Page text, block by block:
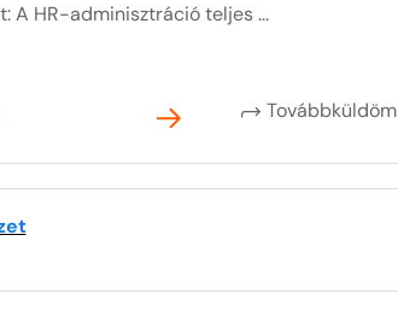
A HR-adminisztráció teljes ...
Továbbküldöm